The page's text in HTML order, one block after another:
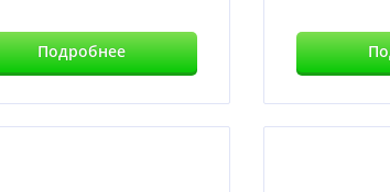
Подробнее